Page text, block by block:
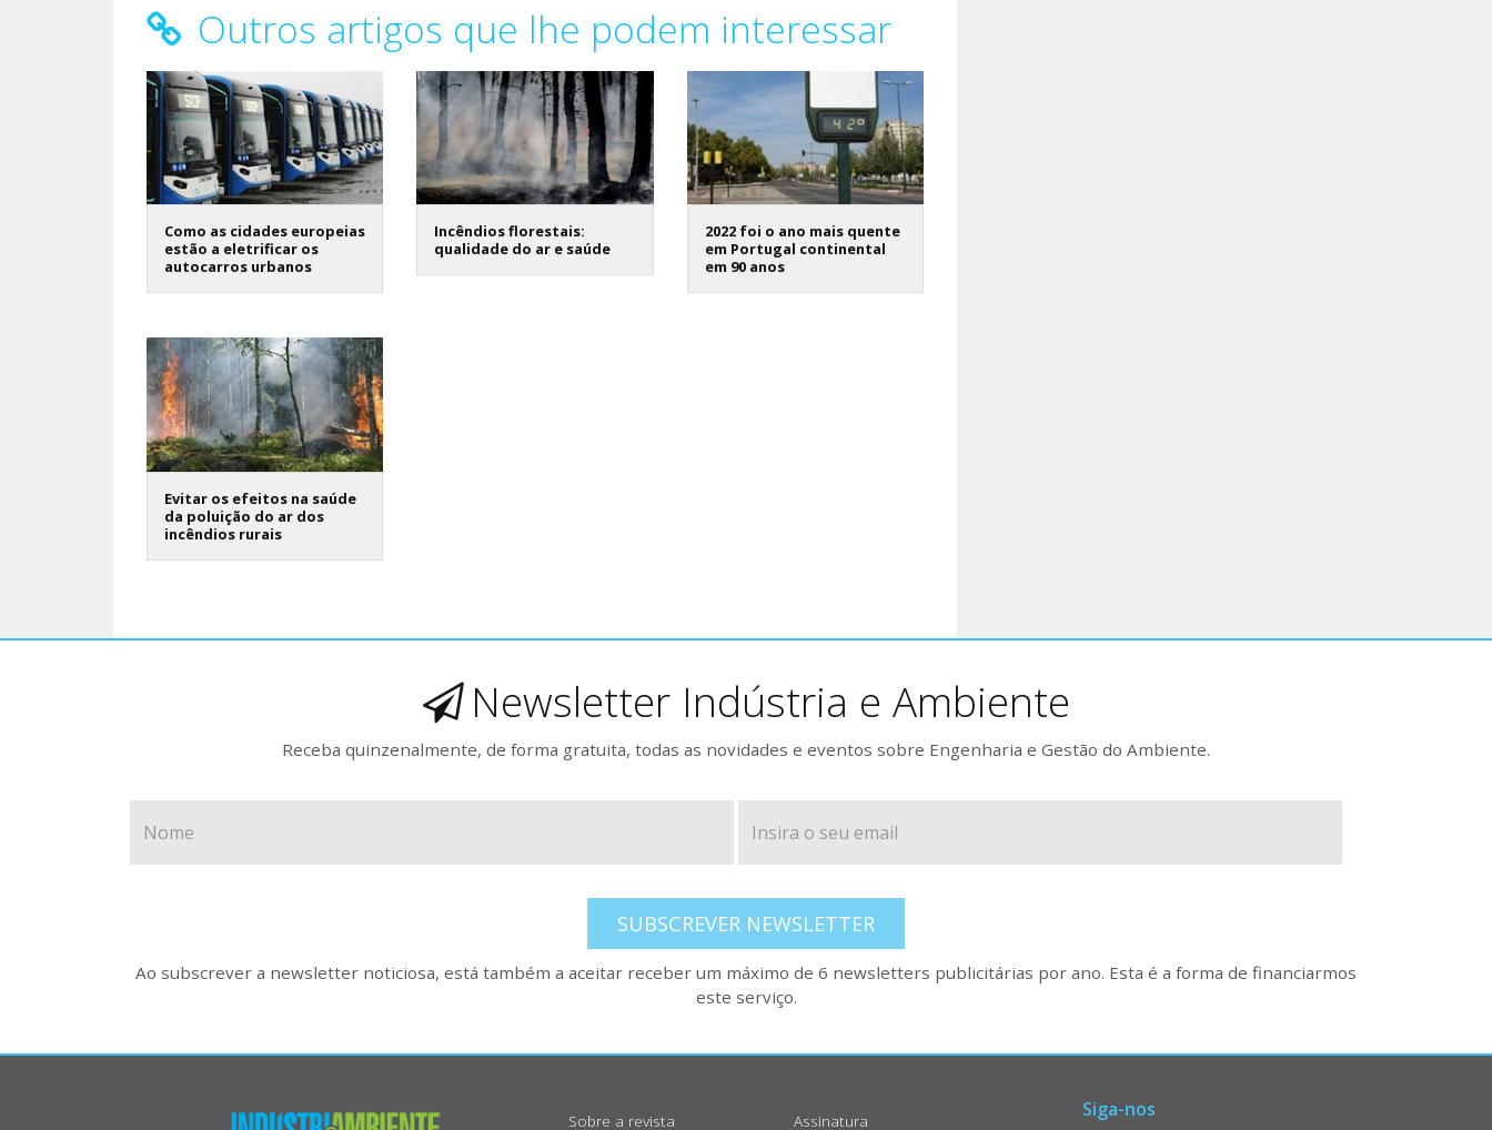
Outros artigos que lhe podem interessar
Como as cidades europeias
estão a eletrificar os
autocarros urbanos
Incêndios florestais:
qualidade do ar e saúde
2022 foi o ano mais quente
em Portugal continental
em 90 anos
Evitar os efeitos na saúde
da poluição do ar dos
incêndios rurais
Newsletter Indústria e Ambiente
Receba quinzenalmente, de forma gratuita, todas as novidades e eventos sobre Engenharia e Gestão do Ambiente.
SUBSCREVER NEWSLETTER
Ao subscrever a newsletter noticiosa, está também a aceitar receber um máximo de 6 newsletters publicitárias por ano. Esta é a forma de financiarmos
este serviço.
Sobre a revista Assinatura Siga-nos